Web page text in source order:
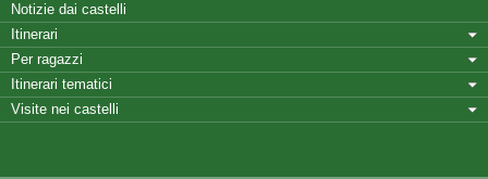
Notizie dai castelli
Itinerari
Per ragazzi
Itinerari tematici
Visite nei castelli